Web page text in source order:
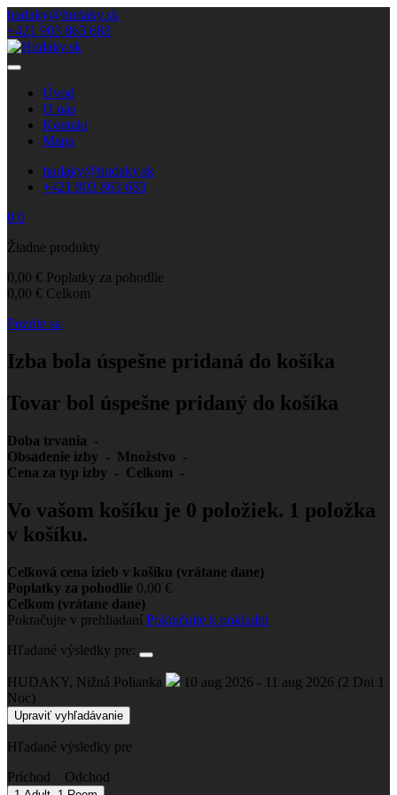
hudaky@hudaky.sk
+421 903 863 683
Úvod
O nás
Kontakt
Mapa
hudaky@hudaky.sk
+421 903 863 683
0 0
Žiadne produkty
0,00 € Poplatky za pohodlie
0,00 € Celkom
Pozrite sa
Izba bola úspešne pridaná do košíka
Tovar bol úspešne pridaný do košíka
Doba trvania -
Obsadenie izby - Množstvo -
Cena za typ izby - Celkom -
Vo vašom košíku je 0 položiek. 1 položka
v košíku.
Celková cena izieb v košíku (vrátane dane)
Poplatky za pohodlie 0,00 €
Celkom (vrátane dane)
Pokračujte v prehliadaní Pokračujte k pokladni
Hľadané výsledky pre:
HUDAKY, Nižná Polianka 10 aug 2026 - 11 aug 2026 (2 Dni 1
Noc)
Upraviť vyhľadávanie
Hľadané výsledky pre
Príchod
Odchod